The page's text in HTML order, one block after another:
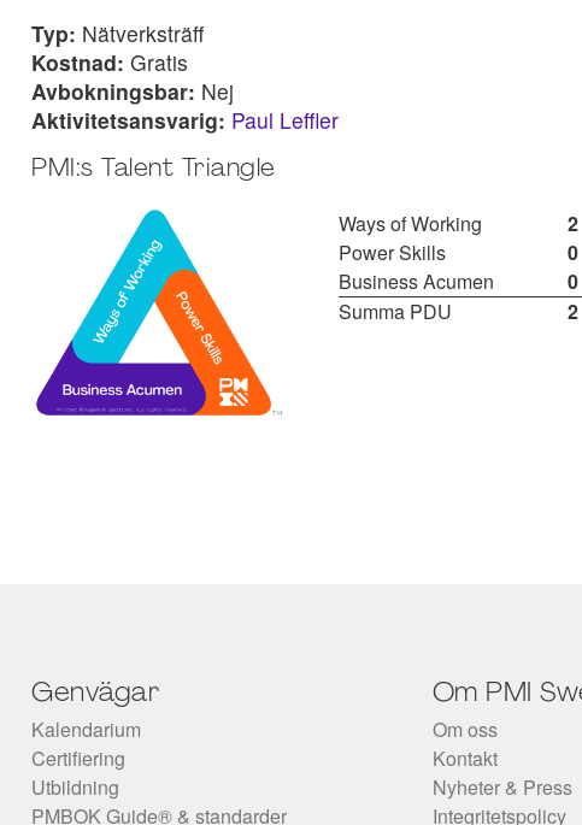
Typ: Nätverksträff
Kostnad: Gratis
Avbokningsbar: Nej
Aktivitetsansvarig: Paul Leffler
PMI:s Talent Triangle
Ways of Working
2
Power Skills
0
Business Acumen
0
Summa PDU
2
Genvägar
Kalendarium
Certifiering
Utbildning
PMBOK Guide® & standarder
Om PMI
Om oss
Kontakt
Nyheter & Press
Integritetspolicy